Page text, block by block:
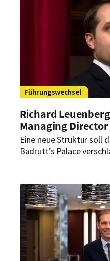
Führungswechsel
Richard
Managing
Eine neue Struktur soll
Badrutt’s Palace